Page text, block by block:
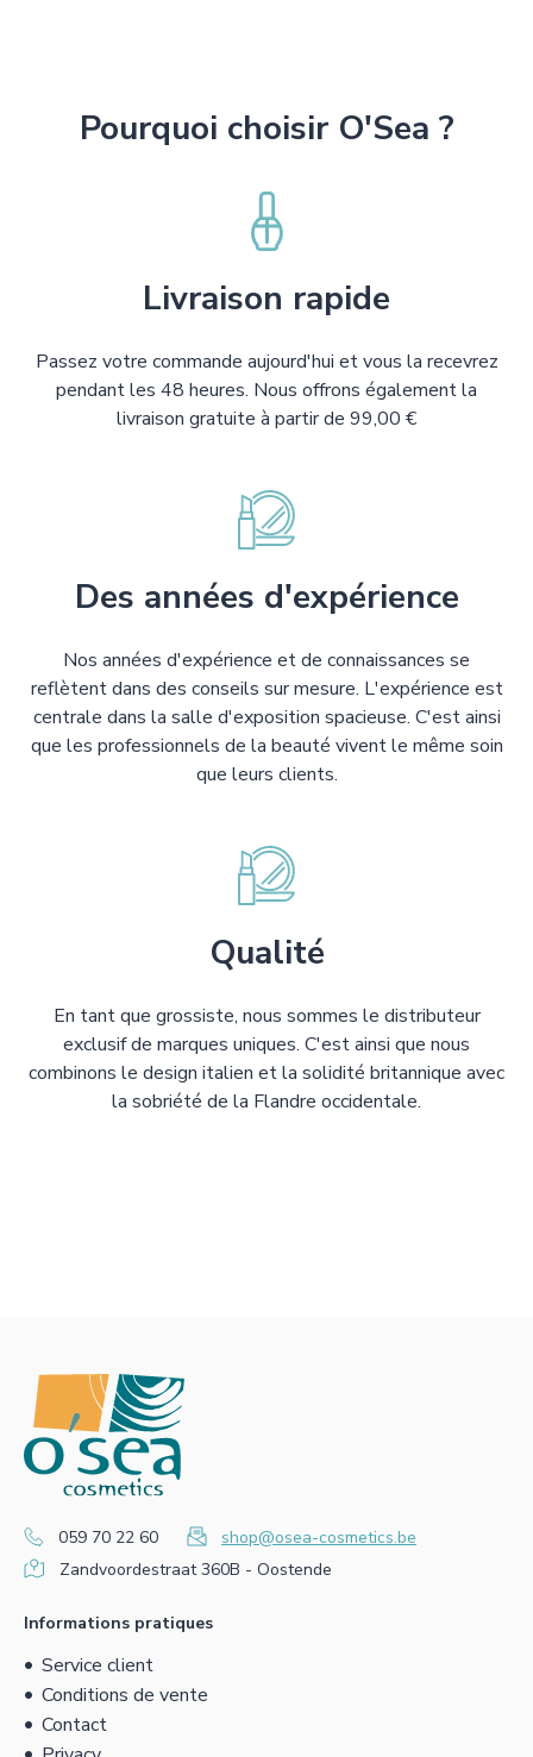
Pourquoi choisir O'Sea ?
Livraison rapide
Passez votre commande aujourd'hui et vous la recevrez
pendant les 48 heures. Nous offrons également la
livraison gratuite à partir de 99,00 €
Des années d'expérience
Nos années d'expérience et de connaissances se
reflètent dans des conseils sur mesure. L'expérience est
centrale dans la salle d'exposition spacieuse. C'est ainsi
que les professionnels de la beauté vivent le même soin
que leurs clients.
Qualité
En tant que grossiste, nous sommes le distributeur
exclusif de marques uniques. C'est ainsi que nous
combinons le design italien et la solidité britannique avec
la sobriété de la Flandre occidentale.
059 70 22 60
shop@osea-cosmetics.be
Zandvoordestraat 360B - Oostende
Informations pratiques
Service client
Conditions de vente
Contact